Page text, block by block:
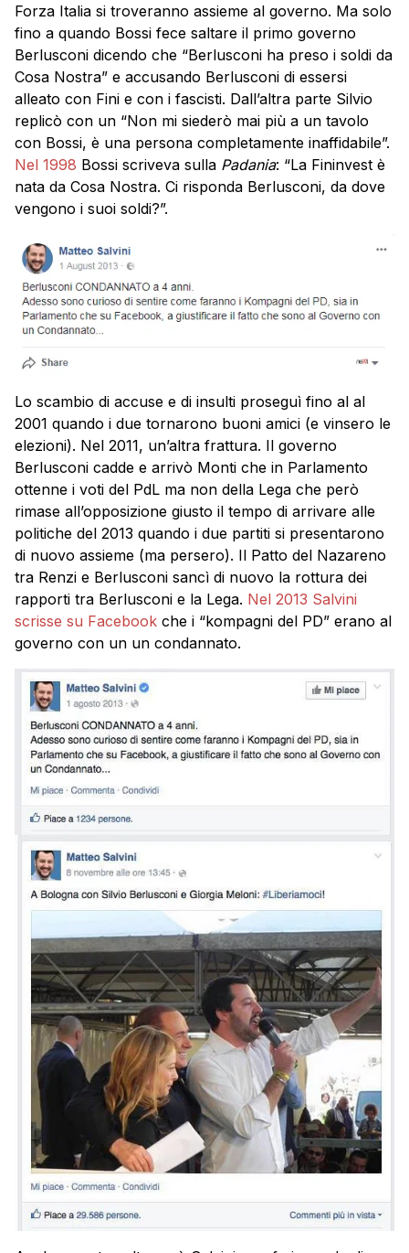
Forza Italia si troveranno assieme al governo. Ma solo
fino a quando Bossi fece saltare il primo governo
Berlusconi dicendo che “Berlusconi ha preso i soldi da
Cosa Nostra” e accusando Berlusconi di essersi
alleato con Fini e con i fascisti. Dall’altra parte Silvio
replicò con un “Non mi siederò mai più a un tavolo
con Bossi, è una persona completamente inaffidabile”.
Nel 1998 Bossi scriveva sulla Padania: “La Fininvest è
nata da Cosa Nostra. Ci risponda Berlusconi, da dove
vengono i suoi soldi?”.
Lo scambio di accuse e di insulti proseguì fino al al
2001 quando i due tornarono buoni amici (e vinsero le
elezioni). Nel 2011, un’altra frattura. Il governo
Berlusconi cadde e arrivò Monti che in Parlamento
ottenne i voti del PdL ma non della Lega che però
rimase all’opposizione giusto il tempo di arrivare alle
politiche del 2013 quando i due partiti si presentarono
di nuovo assieme (ma persero). Il Patto del Nazareno
tra Renzi e Berlusconi sancì di nuovo la rottura dei
rapporti tra Berlusconi e la Lega. Nel 2013 Salvini
scrisse su Facebook che i “kompagni del PD” erano al
governo con un un condannato.